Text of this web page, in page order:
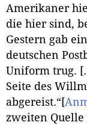
Amerikaner
die hier sind,
Gestern gab
deutschen
Uniform trug.
Seite des
abgereist.“[
zweiten